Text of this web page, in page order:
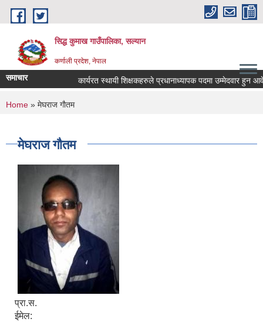
Skip to main content
सिद्ध कुमाख गाउँपालिका, सल्यान
कर्णाली प्रदेश, नेपाल
समाचार कार्यरत स्थायी शिक्षकहरुले प्रधानाध्यापक पदमा उम्मेदवार हुन
You are here
Home » मेघराज गाैतम
मेघराज गाैतम
प्रा.स.
ईमेल: